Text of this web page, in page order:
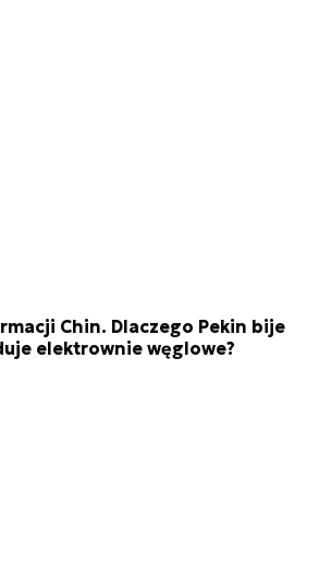
Chin. Dlaczego Pekin bije
elektrownie węglowe?